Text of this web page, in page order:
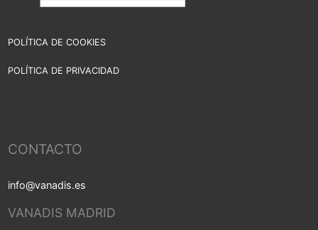
POLÍTICA DE COOKIES
POLÍTICA DE PRIVACIDAD
CONTACTO
info@vanadis.es
VANADIS MADRID